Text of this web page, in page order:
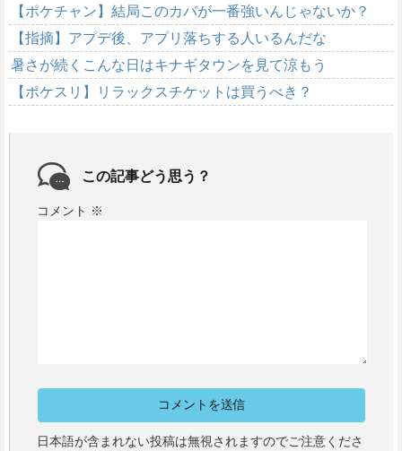
【ポケチャン】結局このカバが一番強いんじゃないか？
【指摘】アプデ後、アプリ落ちする人いるんだな
暑さが続くこんな日はキナギタウンを見て涼もう
【ポケスリ】リラックスチケットは買うべき？
この記事どう思う？
コメント ※
日本語が含まれない投稿は無視されますのでご注意くださ